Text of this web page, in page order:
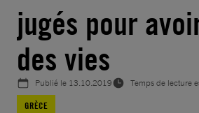
jugés pour
des vies
Publié le 13.10.2019
Temps de lecture
GRÈCE